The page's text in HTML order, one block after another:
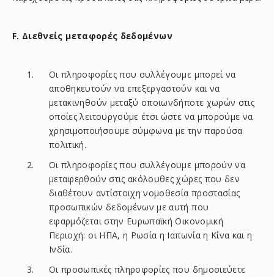
F. Διεθνείς μεταφορές δεδομένων
Οι πληροφορίες που συλλέγουμε μπορεί να
αποθηκευτούν να επεξεργαστούν και να
μετακινηθούν μεταξύ οποιωνδήποτε χωρών στις
οποίες λειτουργούμε έτσι ώστε να μπορούμε να
χρησιμοποιήσουμε σύμφωνα με την παρούσα
πολιτική.
Οι πληροφορίες που συλλέγουμε μπορούν να
μεταφερθούν στις ακόλουθες χώρες που δεν
διαθέτουν αντίστοιχη νομοθεσία προστασίας
προσωπικών δεδομένων με αυτή που
εφαρμόζεται στην Ευρωπαϊκή Οικονομική
Περιοχή: οι ΗΠΑ, η Ρωσία η Ιαπωνία η Κίνα και η
Ινδία.
Οι προσωπικές πληροφορίες που δημοσιεύετε